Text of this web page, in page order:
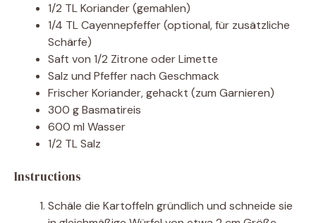
1/2 TL Koriander (gemahlen)
1/4 TL Cayennepfeffer (optional, für zusätzliche
Schärfe)
Saft von 1/2 Zitrone oder Limette
Salz und Pfeffer nach Geschmack
Frischer Koriander, gehackt (zum Garnieren)
300 g Basmatireis
600 ml Wasser
1/2 TL Salz
Instructions
Schäle die Kartoffeln gründlich und schneide sie